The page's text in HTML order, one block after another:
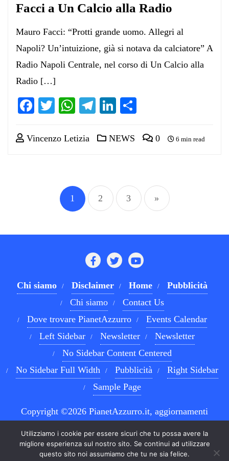
Facci a Un Calcio alla Radio
Mauro Facci: “Protti grande uomo. Allegri al
Napoli? Un’intuizione, già si notava da calciatore” A
Radio Napoli Centrale, nel corso di Un Calcio alla
Radio […]
Facebook
TwitterWhatsApp
Telegram
LinkedIn
Vincenzo Letizia NEWS 0 6 min read
Paginazione
degli
1 2 3 »
Chi siamo Disclaimer Home
Pubblicità
Chi siamo
Contact Us
Dove trovare PianetAzzurro
Events Calendar
Left Sidebar
Newsletter
Newsletter
No Sidebar Content Centered
No Sidebar Full Width
Pubblicità
Right Sidebar
Sample Page
Copyright ©2026 PianetAzzurro.it, aggiornamenti
rights reserved.Powered byWordPress & Designed by
Utilizziamo i cookie per essere sicuri che tu possa avere la
migliore esperienza sul nostro sito. Se continui ad utilizzare
questo sito noi assumiamo che tu ne sia felice.